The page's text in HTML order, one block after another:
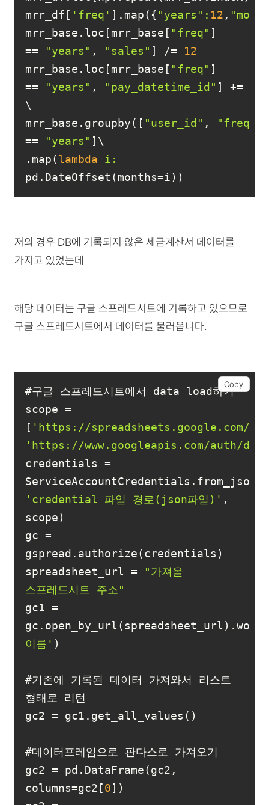
mrr_df[ 'freq' ].map({ "years" : 12 ,
mrr_base.loc[mrr_base[ "freq" ]
==
"years" , "sales" ] /= 12
mrr_base.loc[mrr_base[ "freq" ]
==
"years" , "pay_datetime_id" ] +=
mrr_base.groupby([ "user_id" , "freq"
==
"years"
.map(lambda
i:
pd.DateOffset(months=i))
저의 경우 DB에 기록되지 않은 세금계산서 데이터를
가지고 있었는데
해당 데이터는 구글 스프레드시트에 기록하고 있으므로
구글 스프레드시트에서 데이터를 불러옵니다.
scope =
[ 'https://spreadsheets.google.com/
'https://www.googleapis.com/auth/
credentials =
'credential 파일 경로(json파일)' ,
gc =
spreadsheet_url =
"가져올
스프레드시트 주소"
gc1 =
이름'
#기존에 기록된 데이터 가져와서 리스트
gc2 = pd.DataFrame(gc2,
columns=gc2[0
Copy